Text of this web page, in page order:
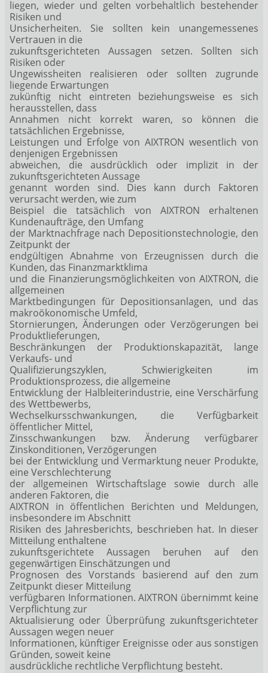
liegen, wieder und gelten vorbehaltlich bestehender
Risiken und
Unsicherheiten. Sie sollten kein unangemessenes
Vertrauen in die
zukunftsgerichteten Aussagen setzen. Sollten sich
Risiken oder
Ungewissheiten realisieren oder sollten zugrunde
liegende Erwartungen
zukünftig nicht eintreten beziehungsweise es sich
herausstellen, dass
Annahmen nicht korrekt waren, so können die
tatsächlichen Ergebnisse,
Leistungen und Erfolge von AIXTRON wesentlich von
denjenigen Ergebnissen
abweichen, die ausdrücklich oder implizit in der
zukunftsgerichteten Aussage
genannt worden sind. Dies kann durch Faktoren
verursacht werden, wie zum
Beispiel die tatsächlich von AIXTRON erhaltenen
Kundenaufträge, den Umfang
der Marktnachfrage nach Depositionstechnologie, den
Zeitpunkt der
endgültigen Abnahme von Erzeugnissen durch die
Kunden, das Finanzmarktklima
und die Finanzierungsmöglichkeiten von AIXTRON, die
allgemeinen
Marktbedingungen für Depositionsanlagen, und das
makroökonomische Umfeld,
Stornierungen, Änderungen oder Verzögerungen bei
Produktlieferungen,
Beschränkungen der Produktionskapazität, lange
Verkaufs- und
Qualifizierungszyklen, Schwierigkeiten im
Produktionsprozess, die allgemeine
Entwicklung der Halbleiterindustrie, eine Verschärfung
des Wettbewerbs,
Wechselkursschwankungen, die Verfügbarkeit
öffentlicher Mittel,
Zinsschwankungen bzw. Änderung verfügbarer
Zinskonditionen, Verzögerungen
bei der Entwicklung und Vermarktung neuer Produkte,
eine Verschlechterung
der allgemeinen Wirtschaftslage sowie durch alle
anderen Faktoren, die
AIXTRON in öffentlichen Berichten und Meldungen,
insbesondere im Abschnitt
Risiken des Jahresberichts, beschrieben hat. In dieser
Mitteilung enthaltene
zukunftsgerichtete Aussagen beruhen auf den
gegenwärtigen Einschätzungen und
Prognosen des Vorstands basierend auf den zum
Zeitpunkt dieser Mitteilung
verfügbaren Informationen. AIXTRON übernimmt keine
Verpflichtung zur
Aktualisierung oder Überprüfung zukunftsgerichteter
Aussagen wegen neuer
Informationen, künftiger Ereignisse oder aus sonstigen
Gründen, soweit keine
ausdrückliche rechtliche Verpflichtung besteht.